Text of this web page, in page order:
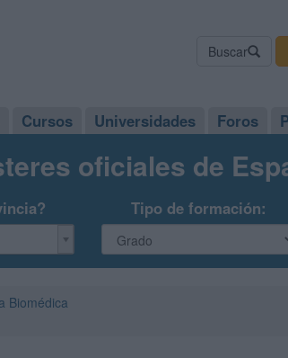
Buscar
Cursos Universidades Foros
oficiales de
Tipo de formación:
Biomédica